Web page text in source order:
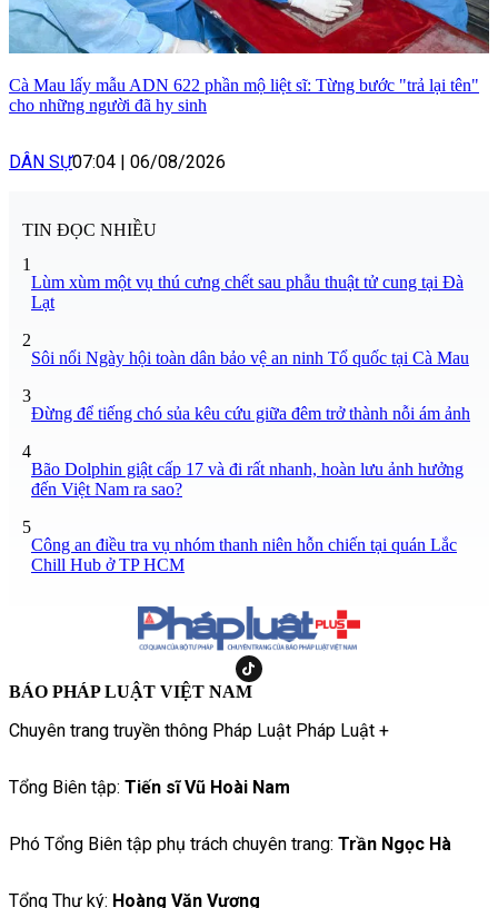
Cà Mau lấy mẫu ADN 622 phần mộ liệt sĩ: Từng bước "trả lại tên"
cho những người đã hy sinh
DÂN SỰ07:04 06/08/2026
TIN ĐỌC NHIỀU
1
Lùm xùm một vụ thú cưng chết sau phẫu thuật tử cung tại Đà
Lạt
2
Sôi nổi Ngày hội toàn dân bảo vệ an ninh Tổ quốc tại Cà Mau
3
Đừng để tiếng chó sủa kêu cứu giữa đêm trở thành nỗi ám ảnh
4
Bão Dolphin giật cấp 17 và đi rất nhanh, hoàn lưu ảnh hưởng
đến Việt Nam ra sao?
5
Công an điều tra vụ nhóm thanh niên hỗn chiến tại quán Lắc
Chill Hub ở TP HCM
BÁO PHÁP LUẬT VIỆT NAM
Chuyên trang truyền thông Pháp Luật Pháp Luật +
Tổng Biên tập: Tiến sĩ Vũ Hoài Nam
Phó Tổng Biên tập phụ trách chuyên trang: Trần Ngọc Hà
Tổng Thư ký: Hoàng Văn Vượng